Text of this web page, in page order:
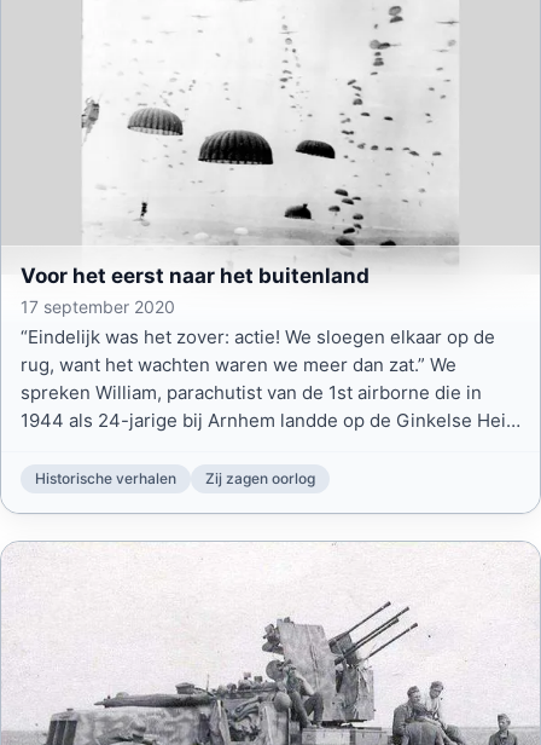
Voor het eerst naar het buitenland
17 september 2020
“Eindelijk was het zover: actie! We sloegen elkaar op de
rug, want het wachten waren we meer dan zat.” We
spreken William, parachutist van de 1st airborne die in
1944 als 24-jarige bij Arnhem landde op de Ginkelse Hei,
bij Arnhem.
Historische verhalen Zij zagen oorlog